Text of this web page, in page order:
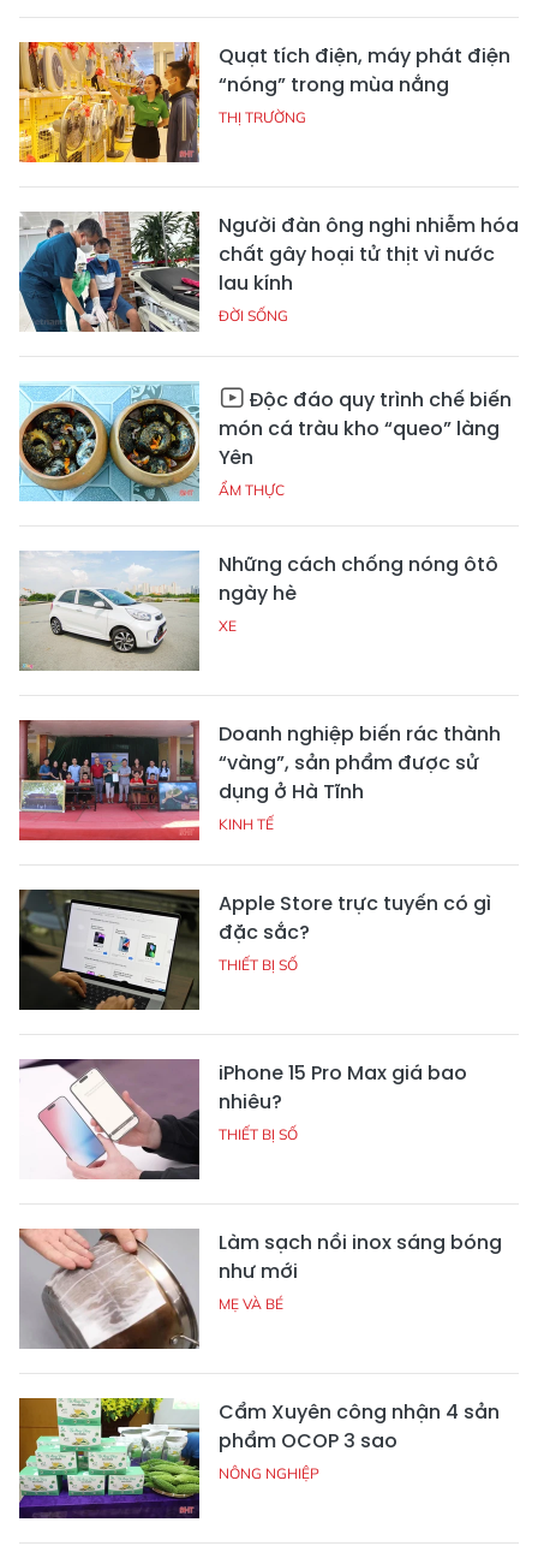
Quạt tích điện, máy phát điện
“nóng” trong mùa nắng
THỊ TRƯỜNG
Người đàn ông nghi nhiễm hóa
chất gây hoại tử thịt vì nước
lau kính
ĐỜI SỐNG
Độc đáo quy trình chế biến
món cá tràu kho “queo” làng
Yên
ẨM THỰC
Những cách chống nóng ôtô
ngày hè
XE
Doanh nghiệp biến rác thành
“vàng”, sản phẩm được sử
dụng ở Hà Tĩnh
KINH TẾ
Apple Store trực tuyến có gì
đặc sắc?
THIẾT BỊ SỐ
iPhone 15 Pro Max giá bao
nhiêu?
THIẾT BỊ SỐ
Làm sạch nồi inox sáng bóng
như mới
MẸ VÀ BÉ
Cẩm Xuyên công nhận 4 sản
phẩm OCOP 3 sao
NÔNG NGHIỆP